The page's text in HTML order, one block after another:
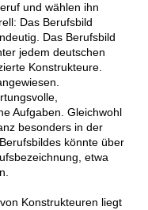
und wählen ihn
Das Berufsbild
Das Berufsbild
jedem deutschen
Konstrukteure.
Aufgaben. Gleichwohl
besonders in der
könnte über
etwa
Konstrukteuren liegt